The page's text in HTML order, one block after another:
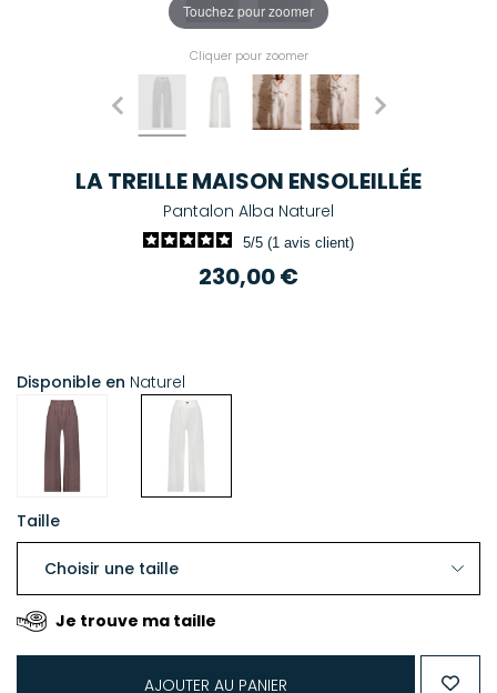
Touchez pour zoomer
Cliquer pour zoomer
LA TREILLE MAISON ENSOLEILLÉE
Pantalon Alba Naturel
5/5 (1 avis client)
230,00 €
Disponible en Naturel
Taille
Je trouve ma taille
AJOUTER AU PANIER